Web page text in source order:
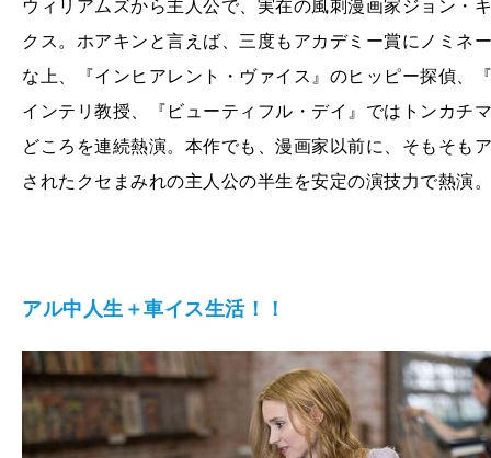
ウィリアムズから主人公で、実在の風刺漫画家ジョン・
クス。ホアキンと言えば、三度もアカデミー賞にノミネ
な上、『インヒアレント・ヴァイス』のヒッピー探偵、
インテリ教授、『ビューティフル・デイ』ではトンカ
どころを連続熱演。本作でも、漫画家以前に、そもそも
されたクセまみれの主人公の半生を安定の演技力で熱演。
アル中人生＋車イス生活！！